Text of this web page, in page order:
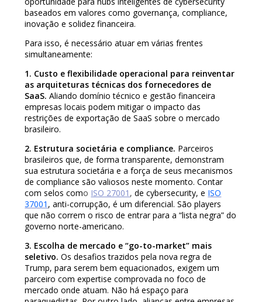
baseados em valores como governança, compliance,
inovação e solidez financeira.
Para isso, é necessário atuar em várias frentes
simultaneamente:
1. Custo e flexibilidade operacional para reinventar
as arquiteturas técnicas dos fornecedores de
SaaS. Aliando domínio técnico e gestão financeira
empresas locais podem mitigar o impacto das
restrições de exportação de SaaS sobre o mercado
brasileiro.
2. Estrutura societária e compliance. Parceiros
brasileiros que, de forma transparente, demonstram
sua estrutura societária e a força de seus mecanismos
de compliance são valiosos neste momento. Contar
com selos como ISO 27001 ,de cybersecurity, e ISO
37001 , anti-corrupção, é um diferencial. São players
que não correm o risco de entrar para a “lista negra” do
governo norte-americano.
3. Escolha de mercado e “go-to-market” mais
seletivo. Os desafios trazidos pela nova regra de
Trump, para serem bem equacionados, exigem um
parceiro com expertise comprovada no foco de
mercado onde atuam. Não há espaço para